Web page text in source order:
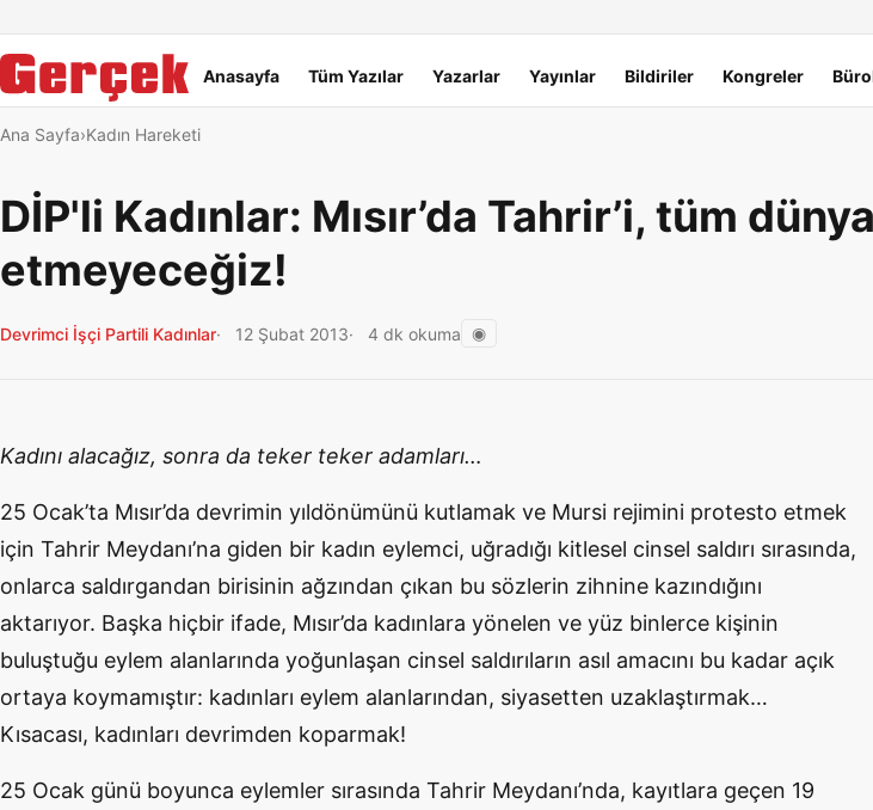
Ana menü
Anasayfa Tüm Yazılar Yazarlar Yayınlar Bildiriler Kongreler
Ana Sayfa Kadın Hareketi
DİP'li Kadınlar: Mısır’da Tahrir’i, tüm
etmeyeceğiz!
Devrimci İşçi Partili Kadınlar 12 Şubat 2013 4 dk okuma ◉
Kadını alacağız, sonra da teker teker adamları…
25 Ocak’ta Mısır’da devrimin yıldönümünü kutlamak ve Mursi rejimini protesto etmek
için Tahrir Meydanı’na giden bir kadın eylemci, uğradığı kitlesel cinsel saldırı sırasında,
onlarca saldırgandan birisinin ağzından çıkan bu sözlerin zihnine kazındığını
aktarıyor. Başka hiçbir ifade, Mısır’da kadınlara yönelen ve yüz binlerce kişinin
buluştuğu eylem alanlarında yoğunlaşan cinsel saldırıların asıl amacını bu kadar açık
ortaya koymamıştır: kadınları eylem alanlarından, siyasetten uzaklaştırmak…
Kısacası, kadınları devrimden koparmak!
25 Ocak günü boyunca eylemler sırasında Tahrir Meydanı’nda, kayıtlara geçen 19